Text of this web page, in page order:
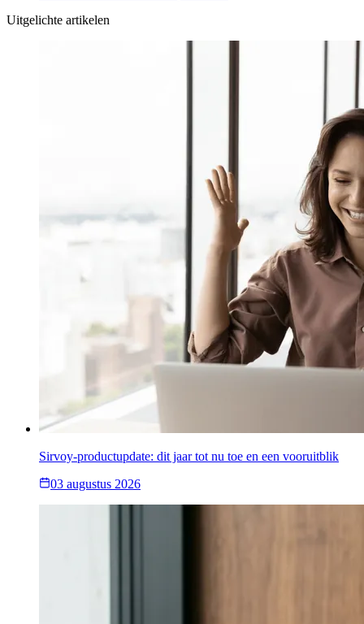
Uitgelichte artikelen
Sirvoy-productupdate: dit jaar tot nu toe en een vooruitblik
03 augustus 2026